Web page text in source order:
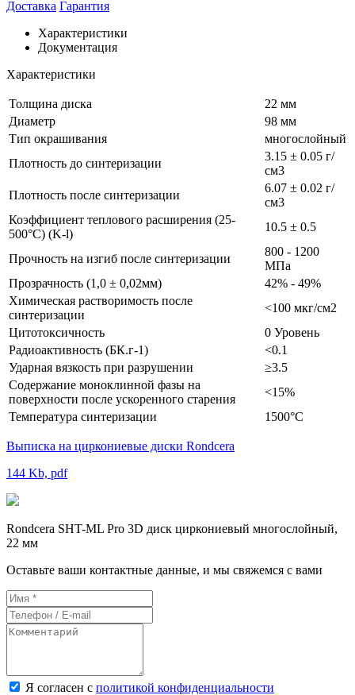
Доставка Гарантия
Характеристики
Документация
Характеристики
Толщина диска
22 мм
Диаметр
98 мм
Тип окрашивания
многослойный
Плотность до синтеризации
3.15 ± 0.05 г/
см3
Плотность после синтеризации
6.07 ± 0.02 г/
см3
Коэффициент теплового расширения (25-
500°C) (K-l)
10.5 ± 0.5
Прочность на изгиб после синтеризации
800 - 1200
МПа
Прозрачность (1,0 ± 0,02мм)
42% - 49%
Химическая растворимость после
синтеризации
<100 мкг/см2
Цитотоксичность
0 Уровень
Радиоактивность (БК.г-1)
<0.1
Ударная вязкость при разрушении
≥3.5
Содержание моноклинной фазы на
поверхности после ускоренного старения
<15%
Температура синтеризации
1500°C
Выписка на циркониевые диски Rondcera
144 Kb, pdf
Rondcera SHT-ML Pro 3D диск циркониевый многослойный,
22 мм
Оставьте ваши контактные данные, и мы свяжемся с вами
Я согласен с политикой конфиденциальности